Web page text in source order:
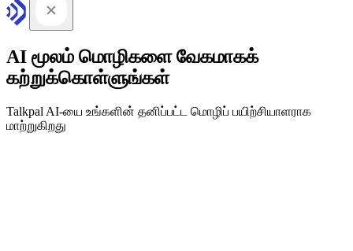
AI மூலம் மொழிகளை வேகமாகக்
கற்றுக்கொள்ளுங்கள்
Talkpal AI-யை உங்களின் தனிப்பட்ட மொழிப் பயிற்சியாளராக
மாற்றுகிறது